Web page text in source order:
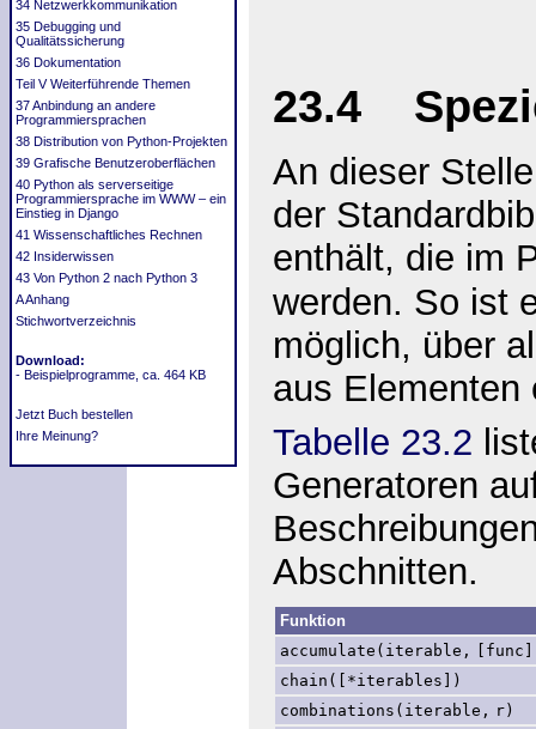
34 Netzwerkkommunikation
35 Debugging und
Qualitätssicherung
36 Dokumentation
Teil V Weiterführende Themen
37 Anbindung an andere
Programmiersprachen
38 Distribution von Python-Projekten
39 Grafische Benutzeroberflächen
40 Python als serverseitige
Programmiersprache im WWW – ein
Einstieg in Django
41 Wissenschaftliches Rechnen
42 Insiderwissen
43 Von Python 2 nach Python 3
A Anhang
Stichwortverzeichnis
Download:
- Beispielprogramme, ca. 464 KB
Jetzt Buch bestellen
Ihre Meinung?
23.4
An dieser
der
enthält, die im
werden. So ist
möglich, über
aus Elementen
Tabelle 23.2
Generatoren
Abschnitten.
Funktion
accumulate(iterable,
chain([*iterables])
combinations(iterable, r)